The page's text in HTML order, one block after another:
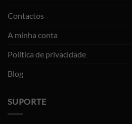
Contactos
A minha conta
Política de privacidade
Blog
SUPORTE